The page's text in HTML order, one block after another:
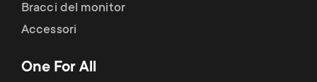
Bracci del monitor
Accessori
One For All